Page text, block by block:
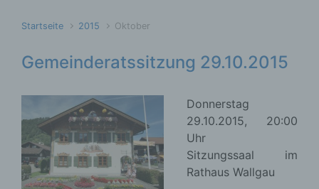
Startseite 2015 Oktober
Gemeinderatssitzung 29.10.2015
Donnerstag
29.10.2015, 20:00
Uhr
Sitzungssaal im
Rathaus Wallgau